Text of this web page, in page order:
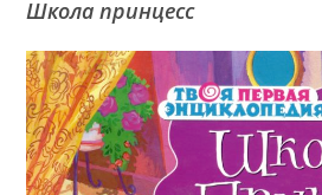
Школа принцесс